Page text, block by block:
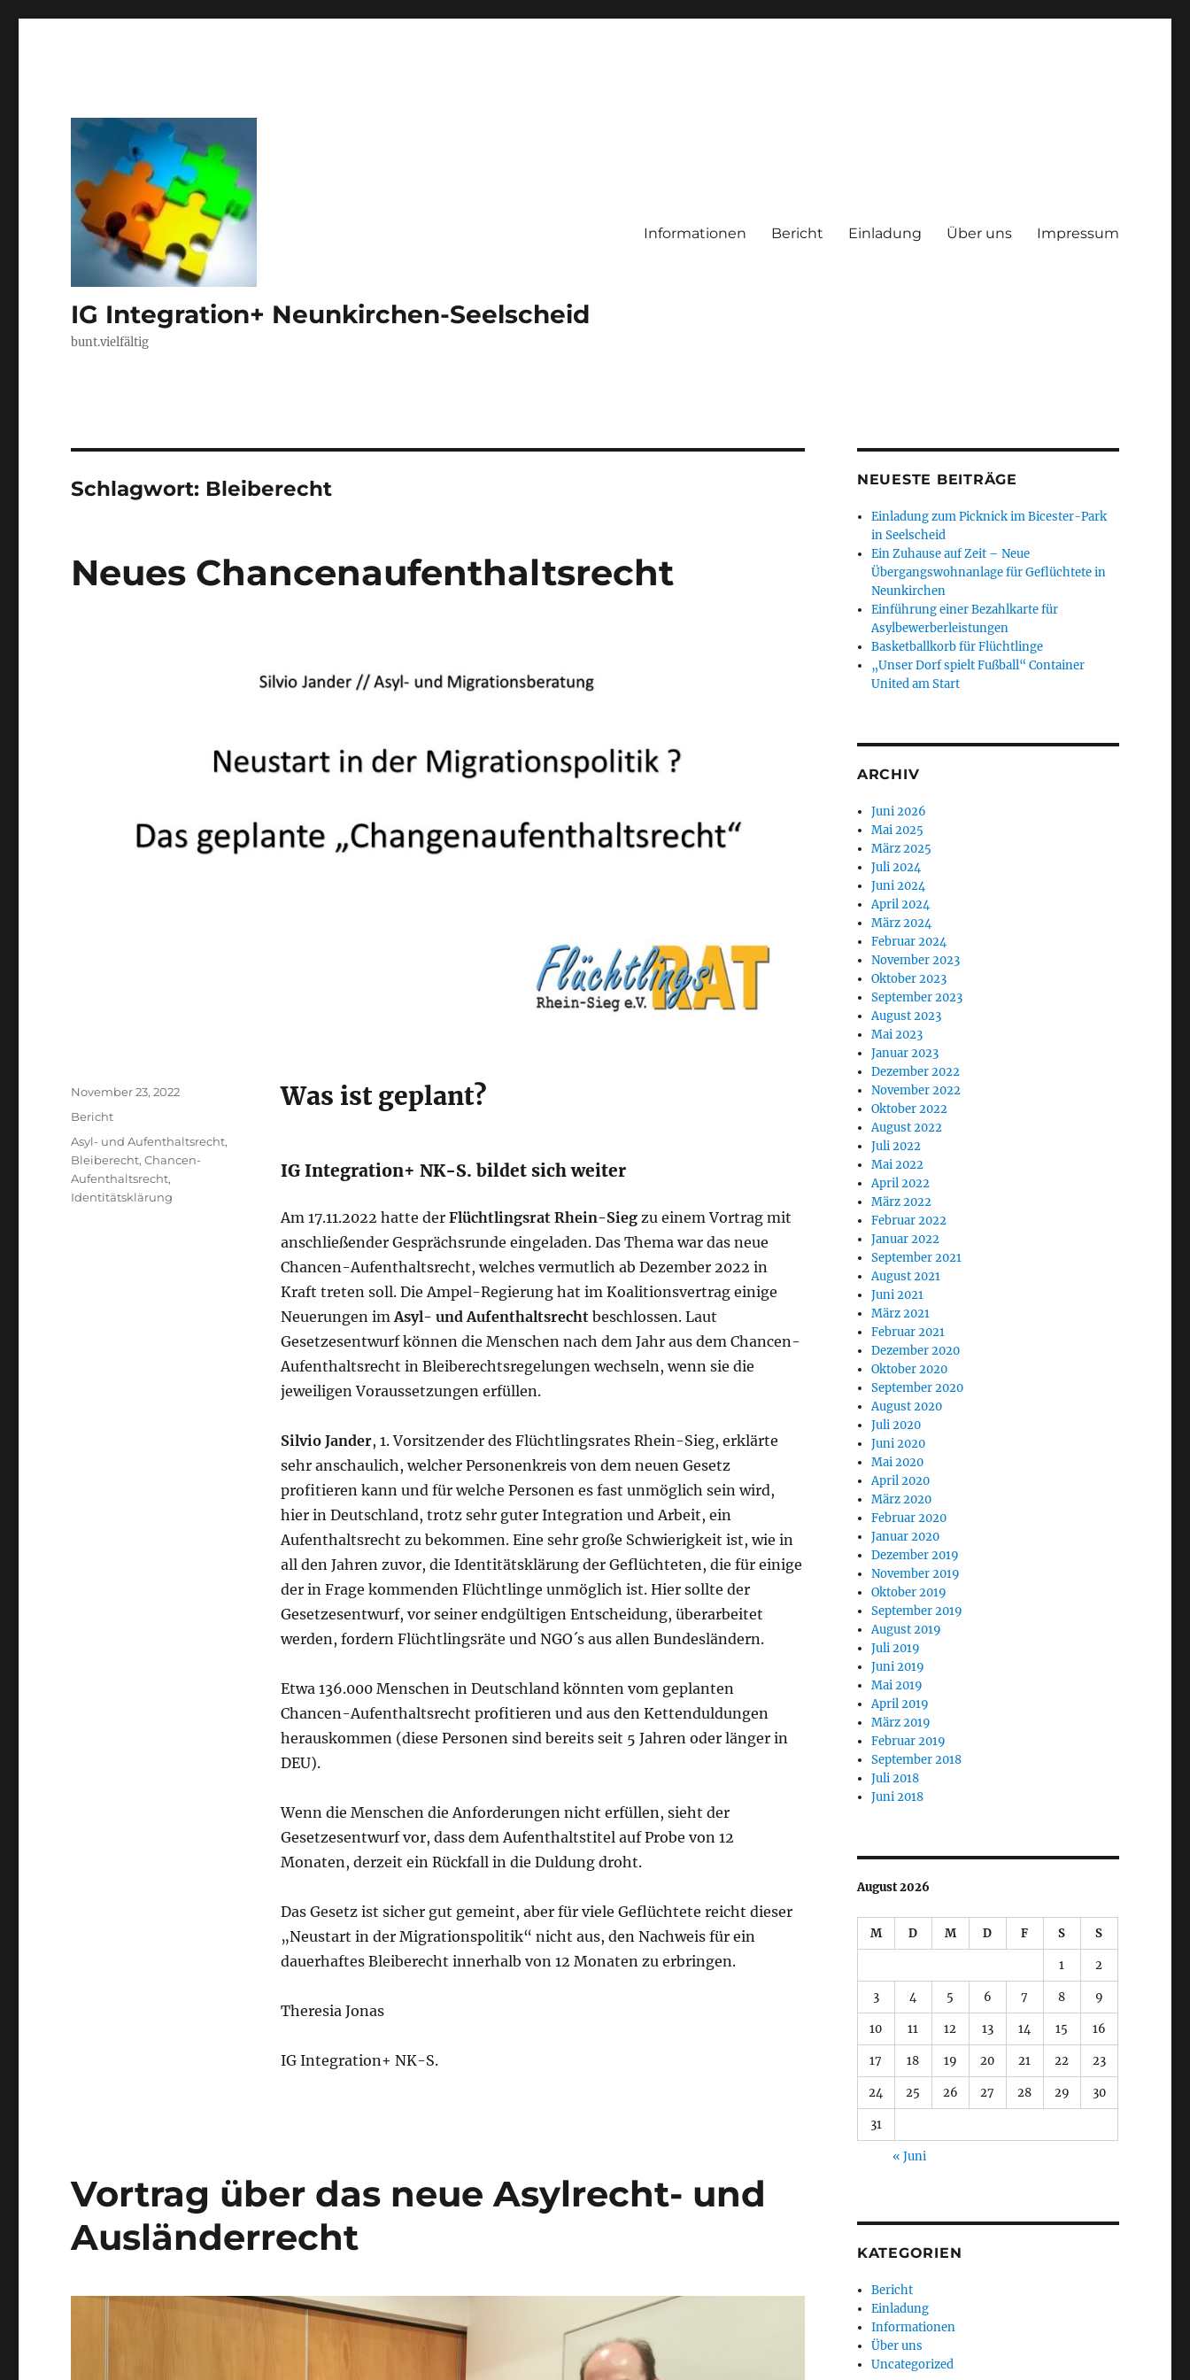
IG Integration+ Neunkirchen-Seelscheid
bunt.vielfältig
Informationen Bericht Einladung Über uns Impressum
Schlagwort: Bleiberecht
Neues Chancenaufenthaltsrecht
Was ist geplant?
IG Integration+ NK-S. bildet sich weiter
Am 17.11.2022 hatte der Flüchtlingsrat Rhein-Siegzu einem Vortrag mit
anschließender Gesprächsrunde eingeladen. Das Thema war das neue
Chancen-Aufenthaltsrecht, welches vermutlich ab Dezember 2022 in
Kraft treten soll. Die Ampel-Regierung hat im Koalitionsvertrag einige
Neuerungen imAsyl- und Aufenthaltsrechtbeschlossen. Laut
Gesetzesentwurf können die Menschen nach dem Jahr aus dem Chancen-
Aufenthaltsrecht in Bleiberechtsregelungen wechseln, wenn sie die
jeweiligen Voraussetzungen erfüllen.
Silvio Jander, 1. Vorsitzender des Flüchtlingsrates Rhein-Sieg, erklärte
sehr anschaulich, welcher Personenkreis von dem neuen Gesetz
profitieren kann und für welche Personen es fast unmöglich sein wird,
hier in Deutschland, trotz sehr guter Integration und Arbeit, ein
Aufenthaltsrecht zu bekommen. Eine sehr große Schwierigkeit ist, wie in
all den Jahren zuvor, die Identitätsklärung der Geflüchteten, die für einige
der in Frage kommenden Flüchtlinge unmöglich ist. Hier sollte der
Gesetzesentwurf, vor seiner endgültigen Entscheidung, überarbeitet
werden, fordern Flüchtlingsräte und NGO´s aus allen Bundesländern.
Etwa 136.000 Menschen in Deutschland könnten vom geplanten
Chancen-Aufenthaltsrecht profitieren und aus den Kettenduldungen
herauskommen (diese Personen sind bereits seit 5 Jahren oder länger in
DEU).
Wenn die Menschen die Anforderungen nicht erfüllen, sieht der
Gesetzesentwurf vor, dass dem Aufenthaltstitel auf Probe von 12
Monaten, derzeit ein Rückfall in die Duldung droht.
Das Gesetz ist sicher gut gemeint, aber für viele Geflüchtete reicht dieser
„Neustart in der Migrationspolitik“ nicht aus, den Nachweis für ein
dauerhaftes Bleiberecht innerhalb von 12 Monaten zu erbringen.
Theresia Jonas
IG Integration+ NK-S.
Veröffentlicht
November 23, 2022
Kategorien
Bericht
Schlagwörter
Asyl- und Aufenthaltsrecht,
Bleiberecht,Chancen-
Aufenthaltsrecht,
Identitätsklärung
Vortrag über das neue Asylrecht- und
Ausländerrecht
NEUESTE BEITRÄGE
Einladung zum Picknick im Bicester-Park
in Seelscheid
Ein Zuhause auf Zeit – Neue
Übergangswohnanlage für Geflüchtete in
Neunkirchen
Einführung einer Bezahlkarte für
Asylbewerberleistungen
Basketballkorb für Flüchtlinge
„Unser Dorf spielt Fußball“ Container
United am Start
ARCHIV
Juni 2026
Mai 2025
März 2025
Juli 2024
Juni 2024
April 2024
März 2024
Februar 2024
November 2023
Oktober 2023
September 2023
August 2023
Mai 2023
Januar 2023
Dezember 2022
November 2022
Oktober 2022
August 2022
Juli 2022
Mai 2022
April 2022
März 2022
Februar 2022
Januar 2022
September 2021
August 2021
Juni 2021
März 2021
Februar 2021
Dezember 2020
Oktober 2020
September 2020
August 2020
Juli 2020
Juni 2020
Mai 2020
April 2020
März 2020
Februar 2020
Januar 2020
Dezember 2019
November 2019
Oktober 2019
September 2019
August 2019
Juli 2019
Juni 2019
Mai 2019
April 2019
März 2019
Februar 2019
September 2018
Juli 2018
Juni 2018
August 2026
M D M D F S S
1 2
3 4 5 6 7 8 9
10 11 12 13 14 15 16
17 18 19 20 21 22 23
24 25 26 27 28 29 30
31
« Juni
KATEGORIEN
Bericht
Einladung
Informationen
Über uns
Uncategorized